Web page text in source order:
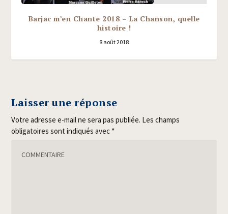
Barjac m’en Chante 2018 – La Chanson, quelle
histoire !
8 août 2018
Laisser une réponse
Votre adresse e-mail ne sera pas publiée. Les champs
obligatoires sont indiqués avec *